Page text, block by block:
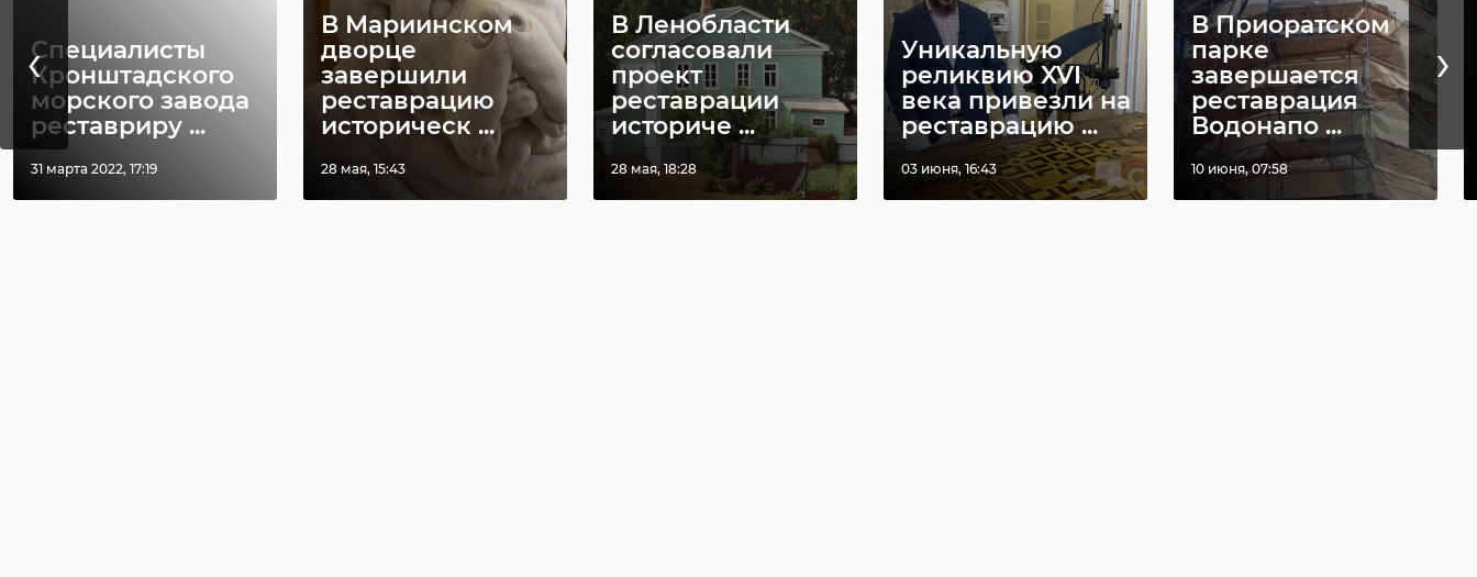
Специалисты
Кронштадского
морского завода
реставриру ...
31 марта 2022, 17:19
В Мариинском
дворце
завершили
реставрацию
историческ ...
28 мая, 15:43
В Ленобласти
согласовали
проект
реставрации
историче ...
28 мая, 18:28
Уникальную
реликвию XVI
века привезли на
реставрацию ...
03 июня, 16:43
В Приоратском
парке
завершается
реставрация
Водонапо ...
10 июня, 07:58
‹ ›
08 апреля, 21:03 22 апреля, 16:33 06 мая, 13:51 19 мая, 11:15